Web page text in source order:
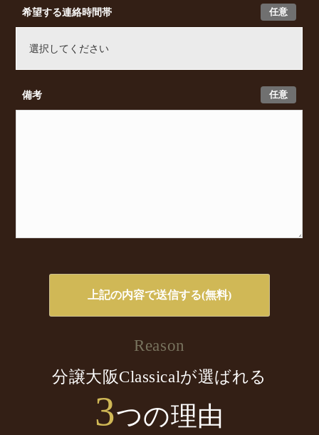
任意
希望する連絡時間帯
任意
備考
Reason
分譲大阪Classicalが選ばれる
3つの理由